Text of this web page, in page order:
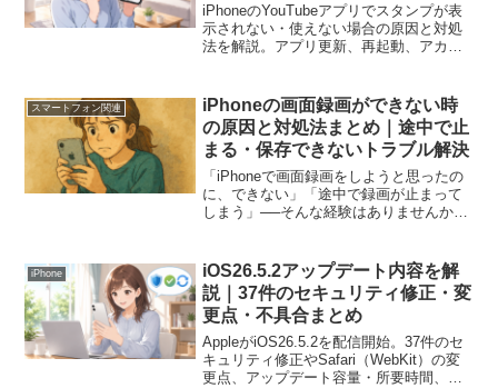
iPhoneのYouTubeアプリでスタンプが表
示されない・使えない場合の原因と対処
法を解説。アプリ更新、再起動、アカウ
スマートフォン関連
iPhoneの画面録画ができない時
の原因と対処法まとめ｜途中で止
まる・保存できないトラブル解決
「iPhoneで画面録画をしようと思ったの
に、できない」「途中で録画が止まって
しまう」──そんな経験はありませんか？
す。さらに、録画が途切れないための予
防策や、録...
iPhone
iOS26.5.2アップデート内容を解
説｜37件のセキュリティ修正・変
更点・不具合まとめ
AppleがiOS26.5.2を配信開始。37件のセ
キュリティ修正やSafari（WebKit）の変
更点、アップデート容量・所要時間、現